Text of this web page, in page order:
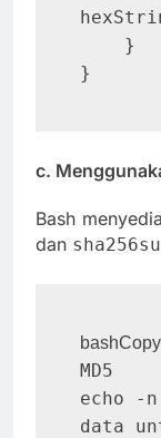
c.
Bash
dan
MD5
echo -
data